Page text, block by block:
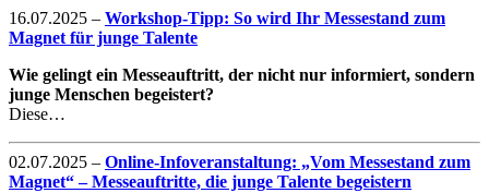
16.07.2025 – Workshop-Tipp: So wird Ihr Messestand zum
Magnet für junge Talente
Wie gelingt ein Messeauftritt, der nicht nur informiert, sondern
junge Menschen begeistert?
Diese…
02.07.2025 – Online-Infoveranstaltung: „Vom Messestand zum
Magnet“ – Messeauftritte, die junge Talente begeistern